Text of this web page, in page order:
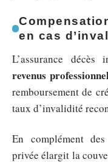
en cas
L’assurance décès
revenus
remboursement de
taux d’invalidité
En complément
privée élargit la